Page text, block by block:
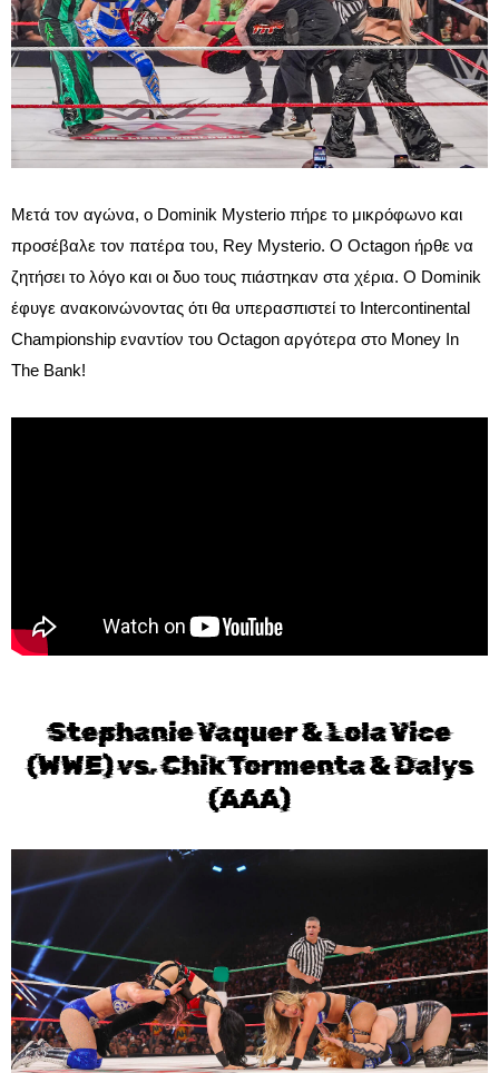
Μετά τον αγώνα, ο Dominik Mysterio πήρε το μικρόφωνο και
προσέβαλε τον πατέρα του, Rey Mysterio. Ο Octagon ήρθε να
ζητήσει το λόγο και οι δυο τους πιάστηκαν στα χέρια. Ο Dominik
έφυγε ανακοινώνοντας ότι θα υπερασπιστεί το Intercontinental
Championship εναντίον του Octagon αργότερα στο Money In
The Bank!
Stephanie Vaquer & Lola Vice
(WWE) vs. Chik Tormenta & Dalys
(AAA)